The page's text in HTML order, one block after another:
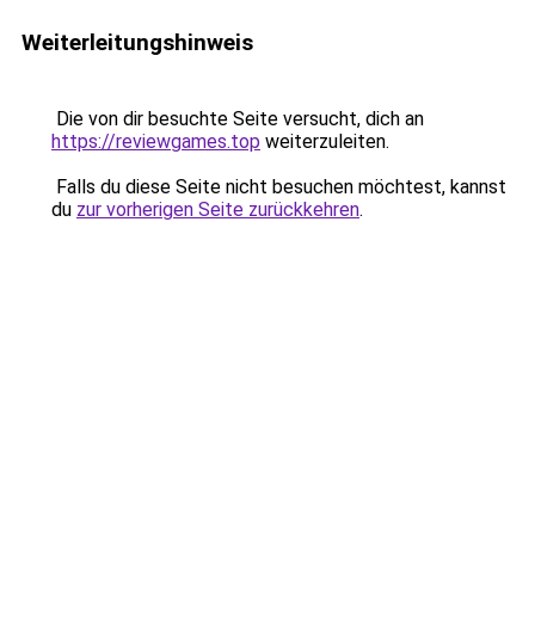
Weiterleitungshinweis
Die von dir besuchte Seite versucht, dich an
https://reviewgames.top weiterzuleiten.
Falls du diese Seite nicht besuchen möchtest, kannst
du zur vorherigen Seite zurückkehren.